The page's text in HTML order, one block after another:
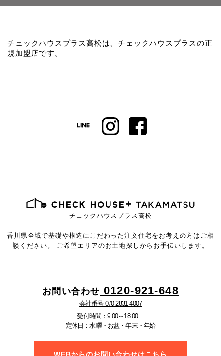
チェックハウスプラス高松は、チェックハウスプラスの正
規加盟店です。
チェックハウスプラス高松
香川県全域で基礎や構造にこだわった注文住宅を お考えの方はご相
談ください。
ご希望エリアのお土地探しからお手伝いします。
お問い合わせ 0120-921-648
会社番号 070-2831-4007
受付時間：9:00～18:00
定休日：水曜・お盆・年末・年始
WEBからのお問い合わせはこちら